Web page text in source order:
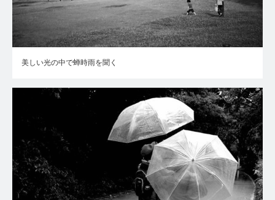
美しい光の中で蝉時雨を聞く